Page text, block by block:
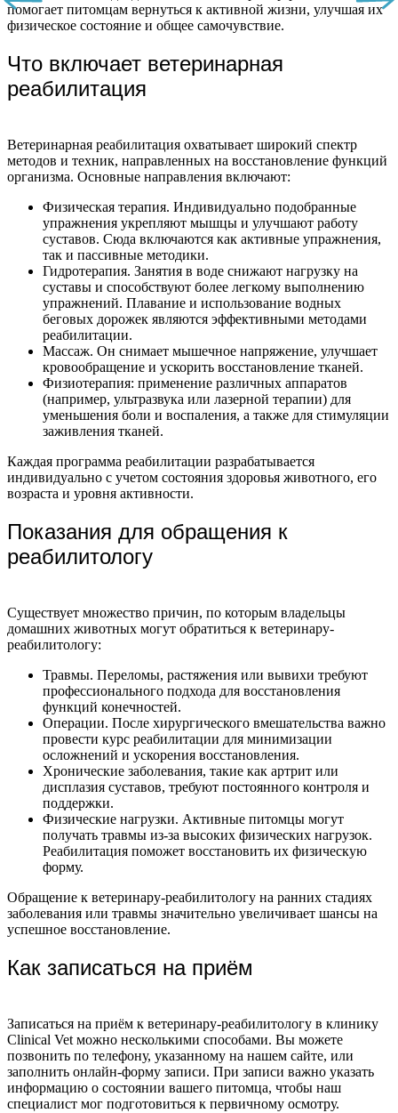
помогает питомцам вернуться к активной жизни, улучшая их
физическое состояние и общее самочувствие.
Что включает ветеринарная
реабилитация
Ветеринарная реабилитация охватывает широкий спектр
методов и техник, направленных на восстановление функций
организма. Основные направления включают:
Физическая терапия. Индивидуально подобранные
упражнения укрепляют мышцы и улучшают работу
суставов. Сюда включаются как активные упражнения,
так и пассивные методики.
Гидротерапия. Занятия в воде снижают нагрузку на
суставы и способствуют более легкому выполнению
упражнений. Плавание и использование водных
беговых дорожек являются эффективными методами
реабилитации.
Массаж. Он снимает мышечное напряжение, улучшает
кровообращение и ускорить восстановление тканей.
Физиотерапия: применение различных аппаратов
(например, ультразвука или лазерной терапии) для
уменьшения боли и воспаления, а также для стимуляции
заживления тканей.
Каждая программа реабилитации разрабатывается
индивидуально с учетом состояния здоровья животного, его
возраста и уровня активности.
Показания для обращения к
реабилитологу
Существует множество причин, по которым владельцы
домашних животных могут обратиться к ветеринару-
реабилитологу:
Травмы. Переломы, растяжения или вывихи требуют
профессионального подхода для восстановления
функций конечностей.
Операции. После хирургического вмешательства важно
провести курс реабилитации для минимизации
осложнений и ускорения восстановления.
Хронические заболевания, такие как артрит или
дисплазия суставов, требуют постоянного контроля и
поддержки.
Физические нагрузки. Активные питомцы могут
получать травмы из-за высоких физических нагрузок.
Реабилитация поможет восстановить их физическую
форму.
Обращение к ветеринару-реабилитологу на ранних стадиях
заболевания или травмы значительно увеличивает шансы на
успешное восстановление.
Как записаться на приём
Записаться на приём к ветеринару-реабилитологу в клинику
Clinical Vet можно несколькими способами. Вы можете
позвонить по телефону, указанному на нашем сайте, или
заполнить онлайн-форму записи. При записи важно указать
информацию о состоянии вашего питомца, чтобы наш
специалист мог подготовиться к первичному осмотру.